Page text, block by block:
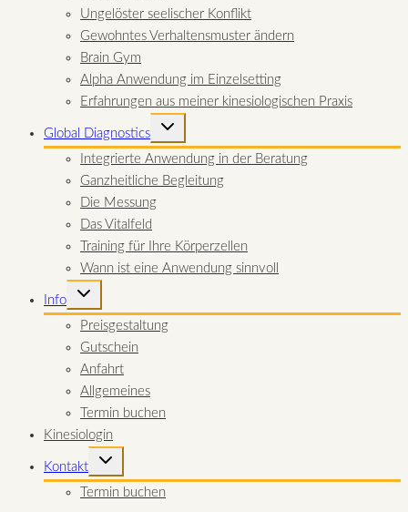
Ungelöster seelischer Konflikt
Gewohntes Verhaltensmuster ändern
Brain Gym
Alpha Anwendung im Einzelsetting
Erfahrungen aus meiner kinesiologischen Praxis
Global Diagnostics
UNTERMENÜ
Integrierte Anwendung in der Beratung
Ganzheitliche Begleitung
Die Messung
Das Vitalfeld
Training für Ihre Körperzellen
Wann ist eine Anwendung sinnvoll
Info
UNTERMENÜ
Preisgestaltung
Gutschein
Anfahrt
Allgemeines
Termin buchen
Kinesiologin
Kontakt
UNTERMENÜ
Termin buchen